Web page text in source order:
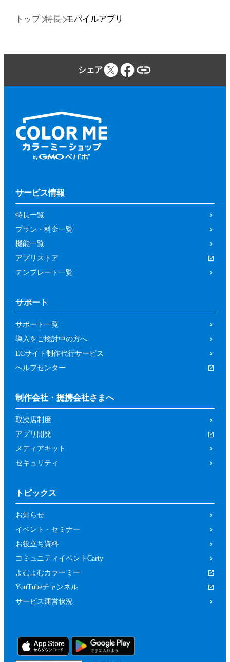
トップ 特長 モバイルアプリ
シェア
サービス情報
特長一覧
プラン・料金一覧
機能一覧
アプリストア
テンプレート一覧
サポート
サポート一覧
導入をご検討中の方へ
ECサイト制作代行サービス
ヘルプセンター
制作会社・提携会社さまへ
取次店制度
アプリ開発
メディアキット
セキュリティ
トピックス
お知らせ
イベント・セミナー
お役立ち資料
コミュニティイベントCarty
よむよむカラーミー
YouTubeチャンネル
サービス運営状況